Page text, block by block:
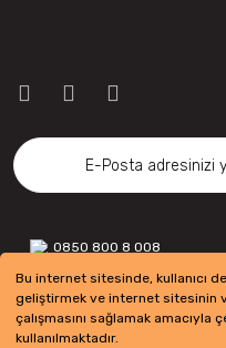
Bu internet sitesinde, kullanıcı
geliştirmek ve internet sitesinin
çalışmasını sağlamak amacıyla
kullanılmaktadır.
0850 800 8 008